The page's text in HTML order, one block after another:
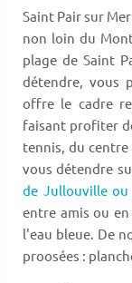
Saint Pair sur
non loin du
plage de Saint
détendre, vous
offre le cadre
faisant profiter
tennis, du
vous détendre
de Jullouville ou
entre amis ou
l'eau bleue. De
proosées :